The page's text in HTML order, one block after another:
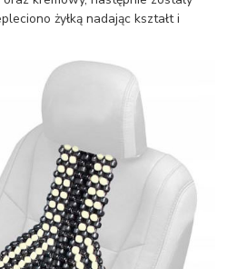
żyłką nadając kształt i